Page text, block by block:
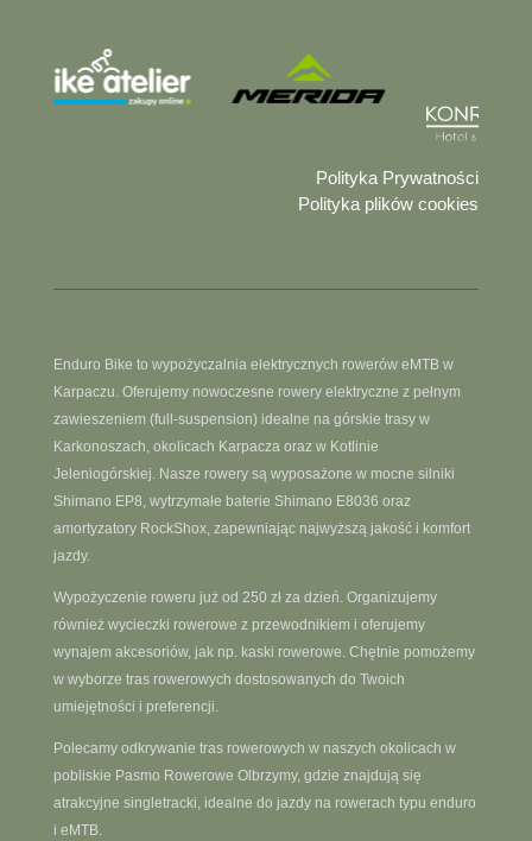
Polityka Prywatności
Polityka plików cookies
Enduro Bike to wypożyczalnia elektrycznych rowerów eMTB w
Karpaczu. Oferujemy nowoczesne rowery elektryczne z pełnym
zawieszeniem (full-suspension) idealne na górskie trasy w
Karkonoszach, okolicach Karpacza oraz w Kotlinie
Jeleniogórskiej. Nasze rowery są wyposażone w mocne silniki
Shimano EP8, wytrzymałe baterie Shimano E8036 oraz
amortyzatory RockShox, zapewniając najwyższą jakość i komfort
jazdy.
Wypożyczenie roweru już od 250 zł za dzień. Organizujemy
również wycieczki rowerowe z przewodnikiem i oferujemy
wynajem akcesoriów, jak np. kaski rowerowe. Chętnie pomożemy
w wyborze tras rowerowych dostosowanych do Twoich
umiejętności i preferencji.
Polecamy odkrywanie tras rowerowych w naszych okolicach w
pobliskie Pasmo Rowerowe Olbrzymy, gdzie znajdują się
atrakcyjne singletracki, idealne do jazdy na rowerach typu enduro
i eMTB.